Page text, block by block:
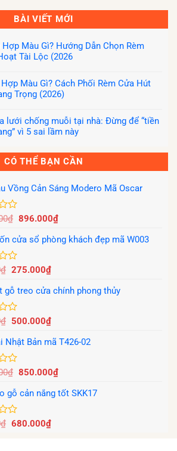
BÀI VIẾT MỚI
Màu Gì? Hướng Dẫn Chọn Rèm
Tài Lộc (2026
Màu Gì? Cách Phối Rèm Cửa Hút
Trọng (2026)
lưới chống muỗi tại nhà: Đừng để “tiền
vì 5 sai lầm này
CÓ THỂ BẠN CẦN
Vồng Cản Sáng Modero Mã Oscar
₫ Giá
là:
896.000₫Giá
tại
cửa sổ phòng khách đẹp mã W003
₫ Giá
là:
355.000₫.
275.000₫Giá
tại
275.000₫.
gỗ treo cửa chính phong thủy
₫ Giá
là:
650.000₫.
500.000₫Giá
tại
500.000₫.
Nhật Bản mã T426-02
₫ Giá
là:
850.000₫Giá
tại
gỗ cản nắng tốt SKK17
₫ Giá
680.000₫Giá